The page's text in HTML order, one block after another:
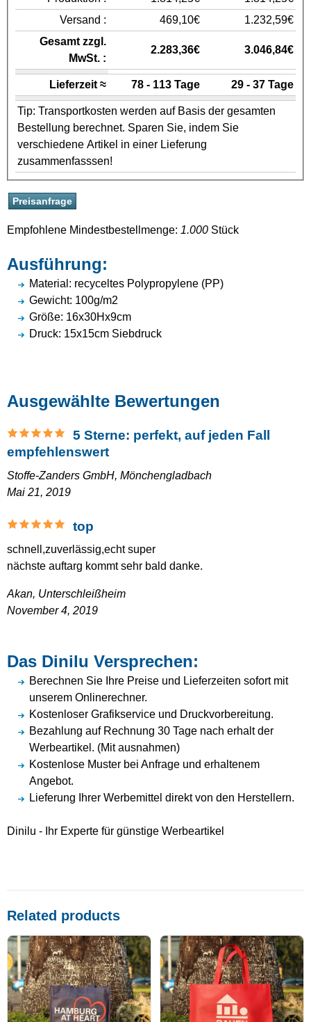
Versand :
469,10€
1.232,59€
Gesamt zzgl.
MwSt. :
2.283,36€ 3.046,84€
Lieferzeit ≈ 78 - 113 Tage 29 - 37 Tage
Tip: Transportkosten werden auf Basis der gesamten
Bestellung berechnet. Sparen Sie, indem Sie
verschiedene Artikel in einer Lieferung
zusammenfasssen!
Empfohlene Mindestbestellmenge: 1.000 Stück
Ausführung:
Material: recyceltes Polypropylene (PP)
Gewicht: 100g/m2
Größe: 16x30Hx9cm
Druck: 15x15cm Siebdruck
Ausgewählte Bewertungen
5 Sterne: perfekt, auf jeden Fall
empfehlenswert
Stoffe-Zanders GmbH, Mönchengladbach
Mai 21, 2019
top
schnell,zuverlässig,echt super
nächste auftarg kommt sehr bald danke.
Akan, Unterschleißheim
November 4, 2019
Das Dinilu Versprechen:
Berechnen Sie Ihre Preise und Lieferzeiten sofort mit
unserem Onlinerechner.
Kostenloser Grafikservice und Druckvorbereitung.
Bezahlung auf Rechnung 30 Tage nach erhalt der
Werbeartikel. (Mit ausnahmen)
Kostenlose Muster bei Anfrage und erhaltenem
Angebot.
Lieferung Ihrer Werbemittel direkt von den Herstellern.
Dinilu - Ihr Experte für günstige Werbeartikel
Related products